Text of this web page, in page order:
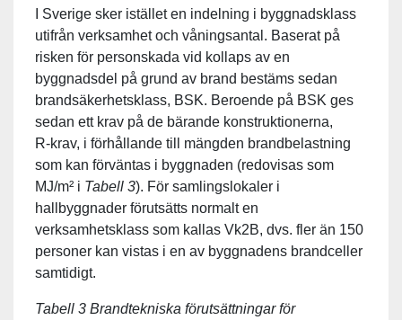
I Sverige sker istället en indelning i byggnadsklass
utifrån verksamhet och våningsantal. Baserat på
risken för personskada vid kollaps av en
byggnadsdel på grund av brand bestäms sedan
brandsäkerhetsklass, BSK. Beroende på BSK ges
sedan ett krav på de bärande konstruktionerna,
R‑krav, i förhållande till mängden brandbelastning
som kan förväntas i byggnaden (redovisas som
MJ/m² i Tabell 3). För samlingslokaler i
hallbyggnader förutsätts normalt en
verksamhetsklass som kallas Vk2B, dvs. fler än 150
personer kan vistas i en av byggnadens brandceller
samtidigt.
Tabell 3 Brandtekniska förutsättningar för